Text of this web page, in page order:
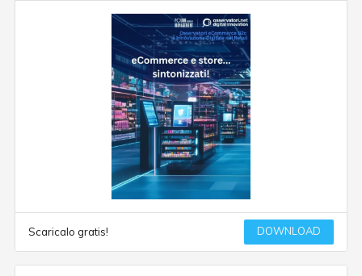
Scaricalo gratis! DOWNLOAD